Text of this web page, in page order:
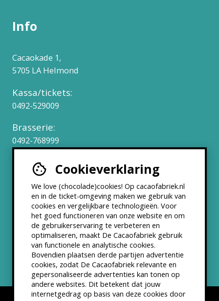
Cookieverklaring
We love (chocolade)cookies! Op cacaofabriek.nl
en in de ticket-omgeving maken we gebruik van
cookies en vergelijkbare technologieën. Voor
het goed functioneren van onze website en om
de gebruikerservaring te verbeteren en
optimaliseren, maakt De Cacaofabriek gebruik
van functionele en analytische cookies.
Bovendien plaatsen derde partijen advertentie
cookies, zodat De Cacaofabriek relevante en
gepersonaliseerde advertenties kan tonen op
andere websites. Dit betekent dat jouw
internetgedrag op basis van deze cookies door
Info
Cacaokade 1,
5705 LA Helmond
Kassa/tickets:
0492-529009
Brasserie:
0492-768999
Werken bij
Partners & Samenwerkingen
ANBI status
Nieuwsbrief